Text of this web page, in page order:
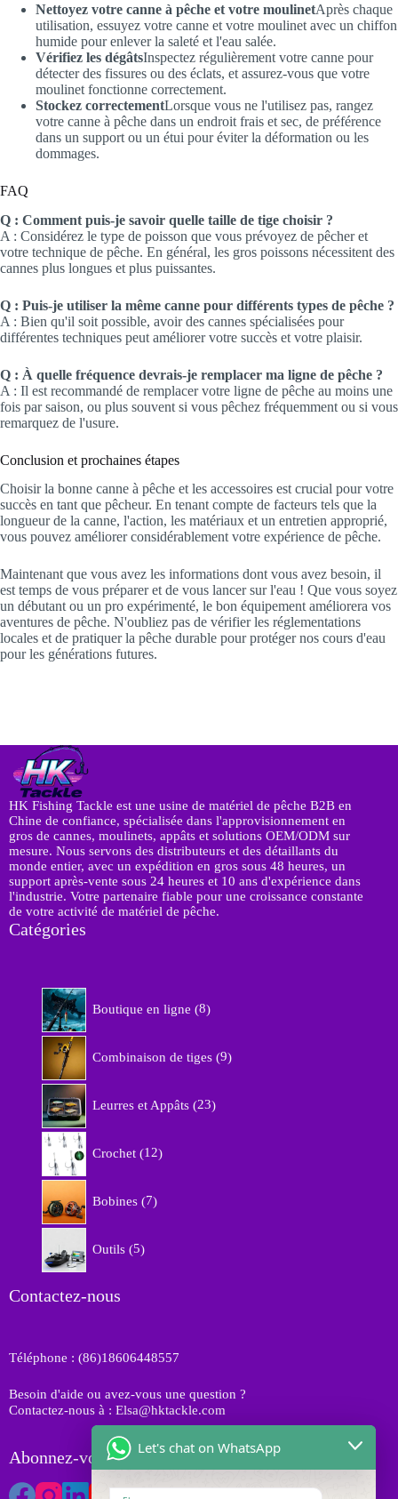
Nettoyez votre canne à pêche et votre moulinetAprès chaque
utilisation, essuyez votre canne et votre moulinet avec un chiffon
humide pour enlever la saleté et l'eau salée.
Vérifiez les dégâtsInspectez régulièrement votre canne pour
détecter des fissures ou des éclats, et assurez-vous que votre
moulinet fonctionne correctement.
Stockez correctementLorsque vous ne l'utilisez pas, rangez
votre canne à pêche dans un endroit frais et sec, de préférence
dans un support ou un étui pour éviter la déformation ou les
dommages.
FAQ
Q : Comment puis-je savoir quelle taille de tige choisir ?
A : Considérez le type de poisson que vous prévoyez de pêcher et
votre technique de pêche. En général, les gros poissons nécessitent des
cannes plus longues et plus puissantes.
Q : Puis-je utiliser la même canne pour différents types de pêche ?
A : Bien qu'il soit possible, avoir des cannes spécialisées pour
différentes techniques peut améliorer votre succès et votre plaisir.
Q : À quelle fréquence devrais-je remplacer ma ligne de pêche ?
A : Il est recommandé de remplacer votre ligne de pêche au moins une
fois par saison, ou plus souvent si vous pêchez fréquemment ou si vous
remarquez de l'usure.
Conclusion et prochaines étapes
Choisir la bonne canne à pêche et les accessoires est crucial pour votre
succès en tant que pêcheur. En tenant compte de facteurs tels que la
longueur de la canne, l'action, les matériaux et un entretien approprié,
vous pouvez améliorer considérablement votre expérience de pêche.
Maintenant que vous avez les informations dont vous avez besoin, il
est temps de vous préparer et de vous lancer sur l'eau ! Que vous soyez
un débutant ou un pro expérimenté, le bon équipement améliorera vos
aventures de pêche. N'oubliez pas de vérifier les réglementations
locales et de pratiquer la pêche durable pour protéger nos cours d'eau
pour les générations futures.
HK Fishing Tackle est une usine de matériel de pêche B2B en
Chine de confiance, spécialisée dans l'approvisionnement en
gros de cannes, moulinets, appâts et solutions OEM/ODM sur
mesure. Nous servons des distributeurs et des détaillants du
monde entier, avec un expédition en gros sous 48 heures, un
support après-vente sous 24 heures et 10 ans d'expérience dans
l'industrie. Votre partenaire fiable pour une croissance constante
de votre activité de matériel de pêche.
Catégories
Boutique en ligne 8p
o
i
Combinaison de tiges 9p
Leurres et Appâts 233
Crochet 122
Bobines 7p
Outils 5p
t
Contactez-nous
Téléphone : (86)18606448557
Besoin d'aide ou avez-vous une question ?
Contactez-nous à : Elsa@hktackle.com
Abonnez-vous à HK Tackle
Let's chat on WhatsApp